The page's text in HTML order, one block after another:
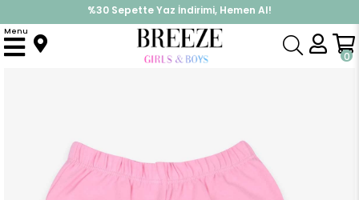
%30 Sepette Yaz İndirimi, Hemen Al!
İndirimlere ek %10 İndirimi Kap, Hemen Üye Ol!
0
Menu
Anasayfa Alt Giyim Eşofman Altı Kız Bebek Eşofman Altı Patikli Basic Pudra (0-3 Ay)